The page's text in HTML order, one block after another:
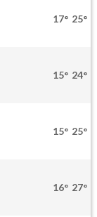
17° 25°
15° 24°
15° 25°
16° 27°